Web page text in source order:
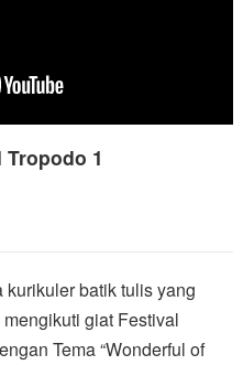
1
batik tulis yang
giat Festival
Tema “Wonderful of